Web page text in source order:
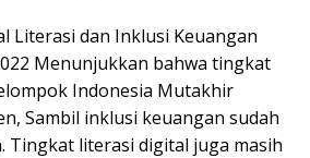
Literasi dan Inklusi Keuangan
Menunjukkan bahwa tingkat
Indonesia Mutakhir
Sambil inklusi keuangan sudah
Tingkat literasi digital juga masih